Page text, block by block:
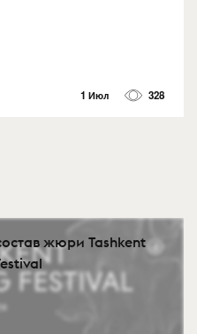
1 Июл 328
жюри Tashkent